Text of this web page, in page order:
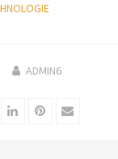
ADMIN6
LinkedInPinterest
Email